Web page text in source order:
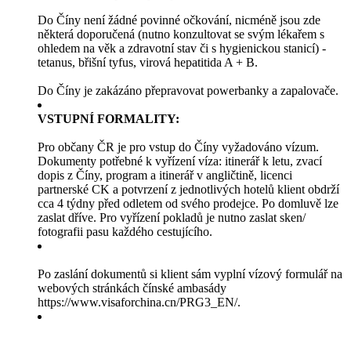
Do Číny není žádné povinné očkování, nicméně jsou zde
některá doporučená (nutno konzultovat se svým lékařem s
ohledem na věk a zdravotní stav či s hygienickou stanicí) -
tetanus, břišní tyfus, virová hepatitida A + B.
Do Číny je zakázáno přepravovat powerbanky a zapalovače.
VSTUPNÍ FORMALITY:
Pro občany ČR je pro vstup do Číny vyžadováno vízum.
Dokumenty potřebné k vyřízení víza: itinerář k letu, zvací
dopis z Číny, program a itinerář v angličtině, licenci
partnerské CK a potvrzení z jednotlivých hotelů klient obdrží
cca 4 týdny před odletem od svého prodejce. Po domluvě lze
zaslat dříve. Pro vyřízení pokladů je nutno zaslat sken/
fotografii pasu každého cestujícího.
Po zaslání dokumentů si klient sám vyplní vízový formulář na
webových stránkách čínské ambasády
https://www.visaforchina.cn/PRG3_EN/.